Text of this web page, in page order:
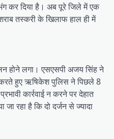
कर दिया है। अब पूरे जिले में एक
तस्करी के खिलाफ हाल ही में
होने लगा। एसएसपी अजय सिंह ने
करते हुए ऋषिकेश पुलिस ने पिछले 8
कार्रवाई न करने पर देहात
रहा है कि दो दर्जन से ज्यादा